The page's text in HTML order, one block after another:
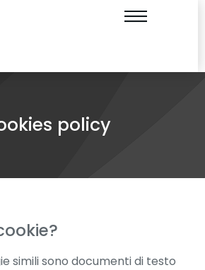
policy
simili sono documenti di testo